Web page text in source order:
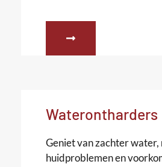
Waterontharders
Geniet van zachter
huidproblemen en